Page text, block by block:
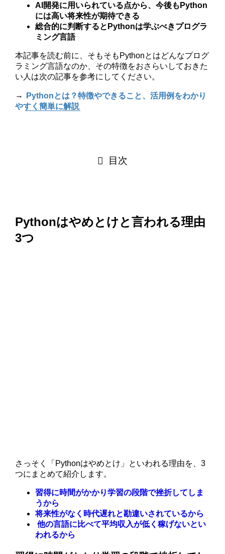
AI開発に用いられている点から、今後もPython
には高い将来性が期待できる
総合的に判断するとPythonは学ぶべきプログラ
ミング言語
本記事を読む前に、そもそもPythonとはどんなプログ
ラミング言語なのか、その特徴をおさらいしておきた
い人は次の記事を参考にしてください。
→ Pythonとは？特徴やできること、活用例をわかり
やすく簡単に解説
目次
Pythonはやめとけと言われる理由
3つ
さっそく「Pythonはやめとけ」といわれる理由を、3
つにまとめて紹介します。
習得に時間がかかり学習の段階で挫折してしま
うから
将来性がなく時代遅れと勘違いされているから
他の言語に比べて平均収入が低く稼げないとい
われるから